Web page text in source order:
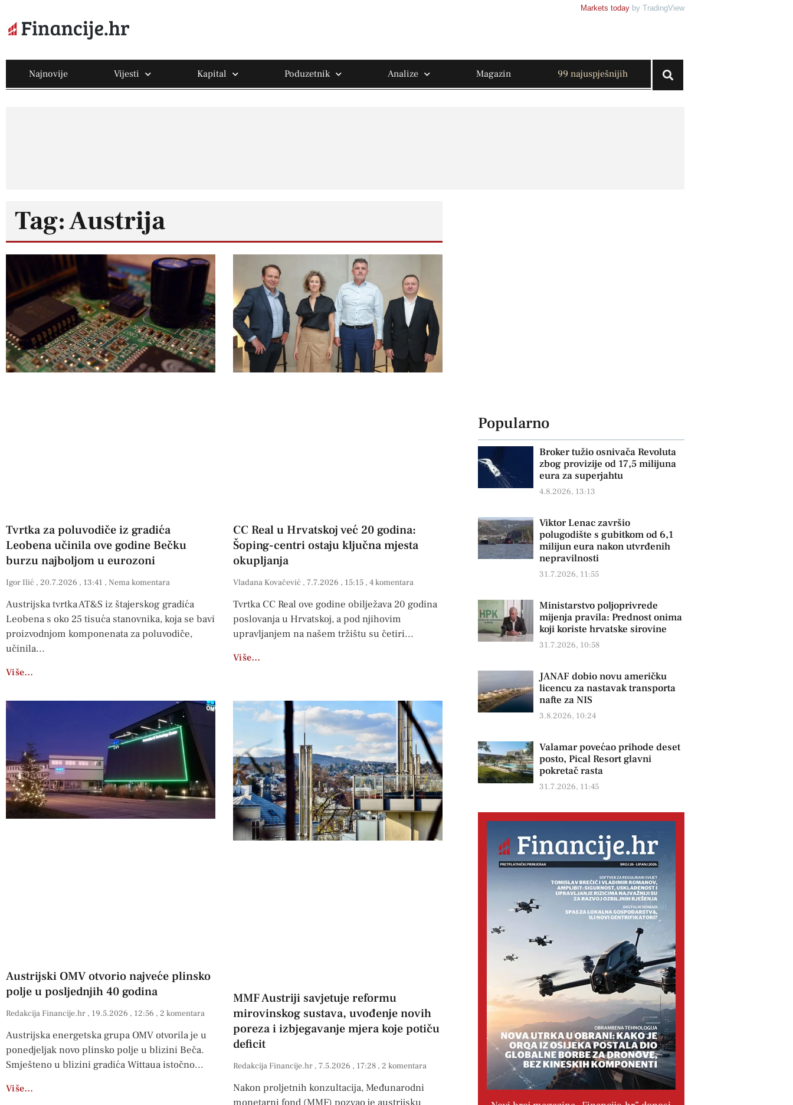
Markets today by TradingView
Najnovije Vijesti Kapital Poduzetnik Analize Magazin 99 najuspješnijih
Tag: Austrija
Tvrtka za poluvodiče iz gradića
Leobena učinila ove godine Bečku
burzu najboljom u eurozoni
Igor Ilić 20.7.2026 13:41 Nema komentara
Austrijska tvrtka AT&S iz štajerskog gradića
Leobena s oko 25 tisuća stanovnika, koja se bavi
proizvodnjom komponenata za poluvodiče,
učinila
Više…
CC Real u Hrvatskoj već 20 godina:
Šoping-centri ostaju ključna mjesta
okupljanja
Vladana Kovačević 7.7.2026 15:15 4 komentara
Tvrtka CC Real ove godine obilježava 20 godina
poslovanja u Hrvatskoj, a pod njihovim
upravljanjem na našem tržištu su četiri
Više…
Austrijski OMV otvorio najveće plinsko
polje u posljednjih 40 godina
Redakcija Financije.hr 19.5.2026 12:56 2 komentara
Austrijska energetska grupa OMV otvorila je u
ponedjeljak novo plinsko polje u blizini Beča.
Smješteno u blizini gradića Wittaua istočno
Više…
MMF Austriji savjetuje reformu
mirovinskog sustava, uvođenje novih
poreza i izbjegavanje mjera koje potiču
deficit
Redakcija Financije.hr 7.5.2026 17:28 2 komentara
Nakon proljetnih konzultacija, Međunarodni
Popularno
Broker tužio osnivača Revoluta
zbog provizije od 17,5 milijuna
eura za superjahtu
4.8.2026, 13:13
Viktor Lenac završio
polugodište s gubitkom od 6,1
milijun eura nakon utvrđenih
nepravilnosti
31.7.2026, 11:55
Ministarstvo poljoprivrede
mijenja pravila: Prednost onima
koji koriste hrvatske sirovine
31.7.2026, 10:58
JANAF dobio novu američku
licencu za nastavak transporta
nafte za NIS
3.8.2026, 10:24
Valamar povećao prihode deset
posto, Pical Resort glavni
pokretač rasta
31.7.2026, 11:45